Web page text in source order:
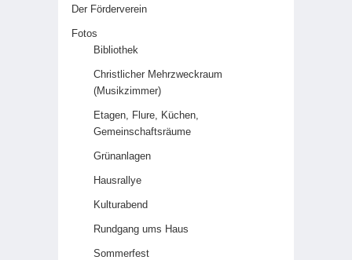
Der Förderverein
Fotos
Bibliothek
Christlicher Mehrzweckraum
(Musikzimmer)
Etagen, Flure, Küchen,
Gemeinschaftsräume
Grünanlagen
Hausrallye
Kulturabend
Rundgang ums Haus
Sommerfest